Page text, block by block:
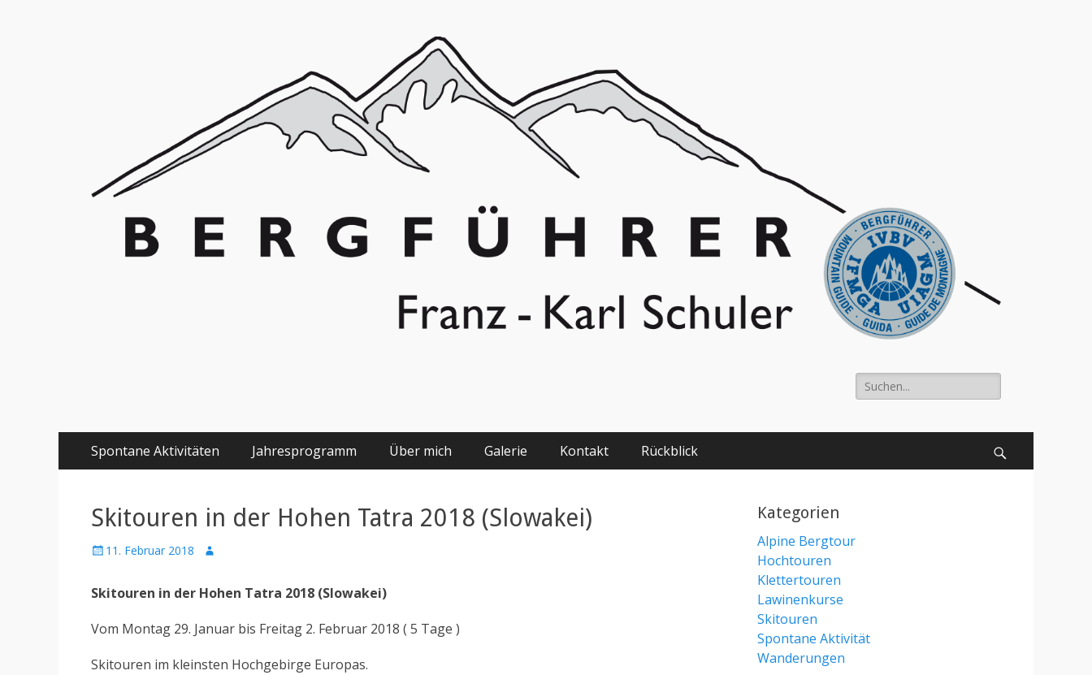
Suche
nach:
Primäres
Menü
zum
Spontane Aktivitäten Jahresprogramm Über mich Galerie Kontakt Rückblick
Skitouren in der Hohen Tatra 2018 (Slowakei)
Posted
11. Februar 2018 Author
Skitouren in der Hohen Tatra 2018 (Slowakei)
Vom Montag 29. Januar bis Freitag 2. Februar 2018 ( 5 Tage )
Skitouren im kleinsten Hochgebirge Europas.
Kategorien
Alpine Bergtour
Hochtouren
Klettertouren
Lawinenkurse
Skitouren
Spontane Aktivität
Wanderungen